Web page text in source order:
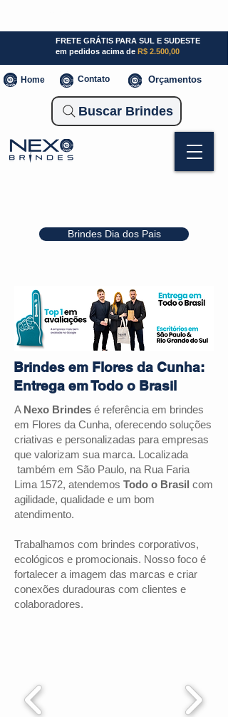
Brindes Dia dos Pais
FRETE GRÁTIS PARA SUL E SUDESTE
em pedidos acima de R$ 2.500,00
Home Contato Orçamentos
Buscar Brindes
Brindes em Flores da Cunha:
Entrega em Todo o Brasil
A Nexo Brindes é referência em brindes
em Flores da Cunha, oferecendo soluções
criativas e personalizadas para empresas
que valorizam sua marca. Localizada
também em São Paulo, na Rua Faria
Lima 1572, atendemos Todo o Brasil com
agilidade, qualidade e um bom
atendimento.
Trabalhamos com brindes corporativos,
ecológicos e promocionais. Nosso foco é
fortalecer a imagem das marcas e criar
conexões duradouras com clientes e
colaboradores.